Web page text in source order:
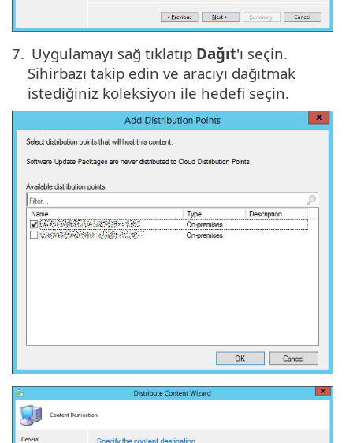
7. Uygulamayı sağ tıklatıp Dağıt'ı seçin.
Sihirbazı takip edin ve aracıyı dağıtmak
istediğiniz koleksiyon ile hedefi seçin.